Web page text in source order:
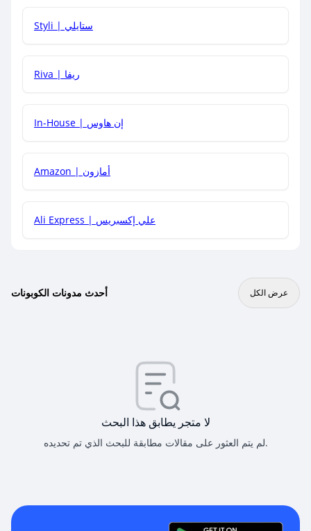
هل يمكنني جمع كود خصم مع العروض الأخرى؟
Styli | ستايلي
Riva | ريفا
In-House | إن هاوس
Amazon | أمازون
Ali Express | علي إكسبريس
أحدث مدونات الكوبونات عرض الكل
لا متجر يطابق هذا البحث
لم يتم العثور على مقالات مطابقة للبحث الذي تم تحديده.